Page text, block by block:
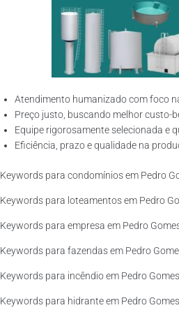
Atendimento humanizado com foco
Preço justo, buscando melhor custo-
Equipe rigorosamente selecionada e
Eficiência, prazo e qualidade na
Keywords para condomínios em Pedro
Keywords para loteamentos em Pedro
Keywords para empresa em Pedro
Keywords para fazendas em Pedro
Keywords para incêndio em Pedro
Keywords para hidrante em Pedro